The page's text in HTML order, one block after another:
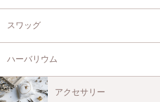
スワッグ
ハーバリウム
アクセサリー